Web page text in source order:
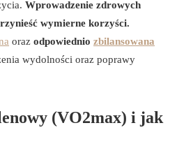
Wprowadzenie zdrowych
wymierne korzyści.
oraz odpowiednio zbilansowana
wydolności oraz poprawy
(VO2max) i jak